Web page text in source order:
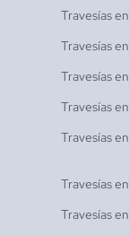
Travesías en
Travesías en
Travesías en
Travesías en
Travesías en
Travesías en
Travesías en